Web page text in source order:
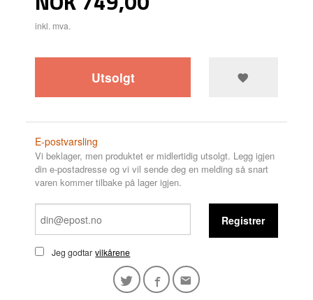
inkl. mva.
Utsolgt
E-postvarsling
Vi beklager, men produktet er midlertidig utsolgt. Legg igjen
din e-postadresse og vi vil sende deg en melding så snart
varen kommer tilbake på lager igjen.
Jeg godtar vilkårene
Registrer